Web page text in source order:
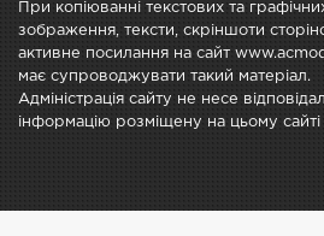
При копіюванні текстових та
зображення, тексти, скріншоти
активне посилання на сайт
має супроводжувати такий матеріал.
Адміністрація сайту не несе
інформацію розміщену на цьому сайті